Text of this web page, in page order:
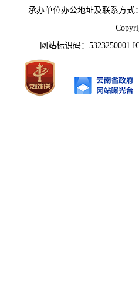
承办单位办公地址及联系方式
网站标识码：5323250001